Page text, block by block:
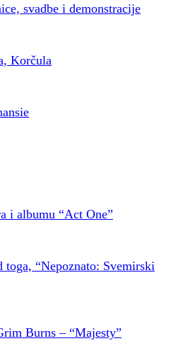
svadbe i demonstracije
Korčula
i albumu “Act One”
“Nepoznato: Svemirski
Burns – “Majesty”